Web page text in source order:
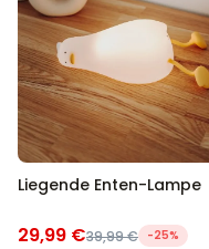
Liegende Enten-Lampe
29,99 €39,99 € -25%